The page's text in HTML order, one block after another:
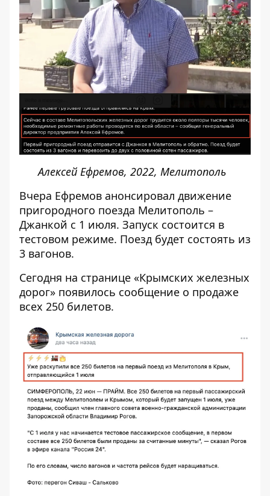
Алексей Ефремов, 2022, Мелитополь
Вчера Ефремов анонсировал движение
пригородного поезда Мелитополь –
Джанкой с 1 июля. Запуск состоится в
тестовом режиме. Поезд будет состоять из
3 вагонов.
Сегодня на странице «Крымских железных
дорог» появилось сообщение о продаже
всех 250 билетов.